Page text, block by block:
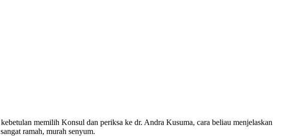
memilih Konsul dan periksa ke dr. Andra Kusuma, cara beliau menjelaskan
ramah, murah senyum.